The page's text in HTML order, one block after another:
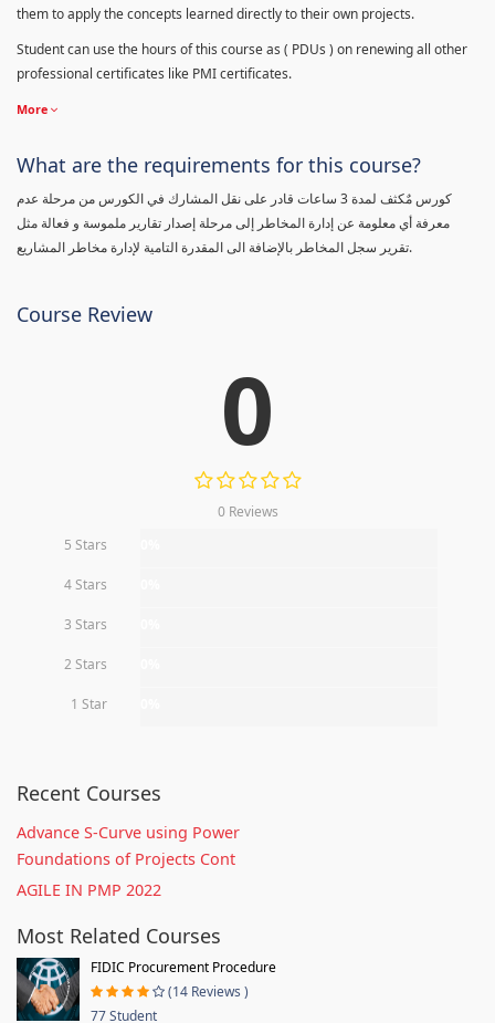
them to apply the concepts learned directly to their own projects.
Student can use the hours of this course as ( PDUs ) on renewing all other
professional certificates like PMI certificates.
More
What are the requirements for this course?
كورس مٌكثف لمدة 3 ساعات قادر على نقل المشارك في الكورس من مرحلة عدم
معرفة أي معلومة عن إدارة المخاطر إلى مرحلة إصدار تقارير ملموسة و فعالة مثل
تقرير سجل المخاطر بالإضافة الى المقدرة التامية لإدارة مخاطر المشاريع.
Course Review
0
0 Reviews
5 Stars
4 Stars
3 Stars
2 Stars
1 Star
Recent Courses
Advance S-Curve using Power
Foundations of Projects Cont
AGILE IN PMP 2022
Most Related Courses
FIDIC Procurement Procedure
(14 Reviews )
77 Student